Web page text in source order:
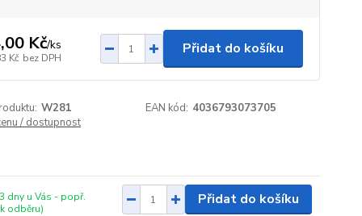
Kč/ks
Kč bez DPH
Přidat do košíku
W281 EAN kód: 4036793073705
/ dostupnost
dny u Vás - popř.
odběru)
Přidat do košíku